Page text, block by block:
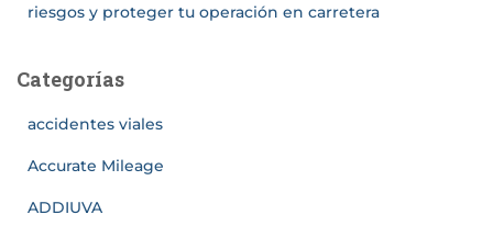
riesgos y proteger tu operación en carretera
Categorías
accidentes viales
Accurate Mileage
ADDIUVA